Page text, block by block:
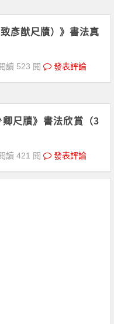
彥猷尺牘）》書法真
讀 523 閱 發表評論
尺牘》書法欣賞（3
讀 421 閱 發表評論